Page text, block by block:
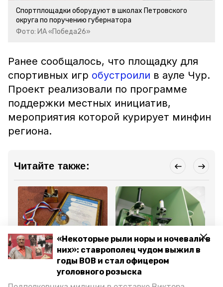
«Некоторые рыли норы и ночевали в
них»: ставрополец чудом выжил в
годы ВОВ и стал офицером
уголовного розыска
Спортплощадки оборудуют в школах Петровского
округа по поручению губернатора
Фото: ИА «Победа26»
Ранее сообщалось, что площадку для
спортивных игр обустроили в ауле Чур.
Проект реализовали по программе
поддержки местных инициатив,
мероприятия которой курирует минфин
региона.
Читайте также:
Спорт
8 декабря 2024, 11:15
Жители Петровского
округа взяли «серебро»
в краевом этапе
Общество
30 ноября 2024, 15:51
Агрокласс откроют в
одной из школ
Петровского округа